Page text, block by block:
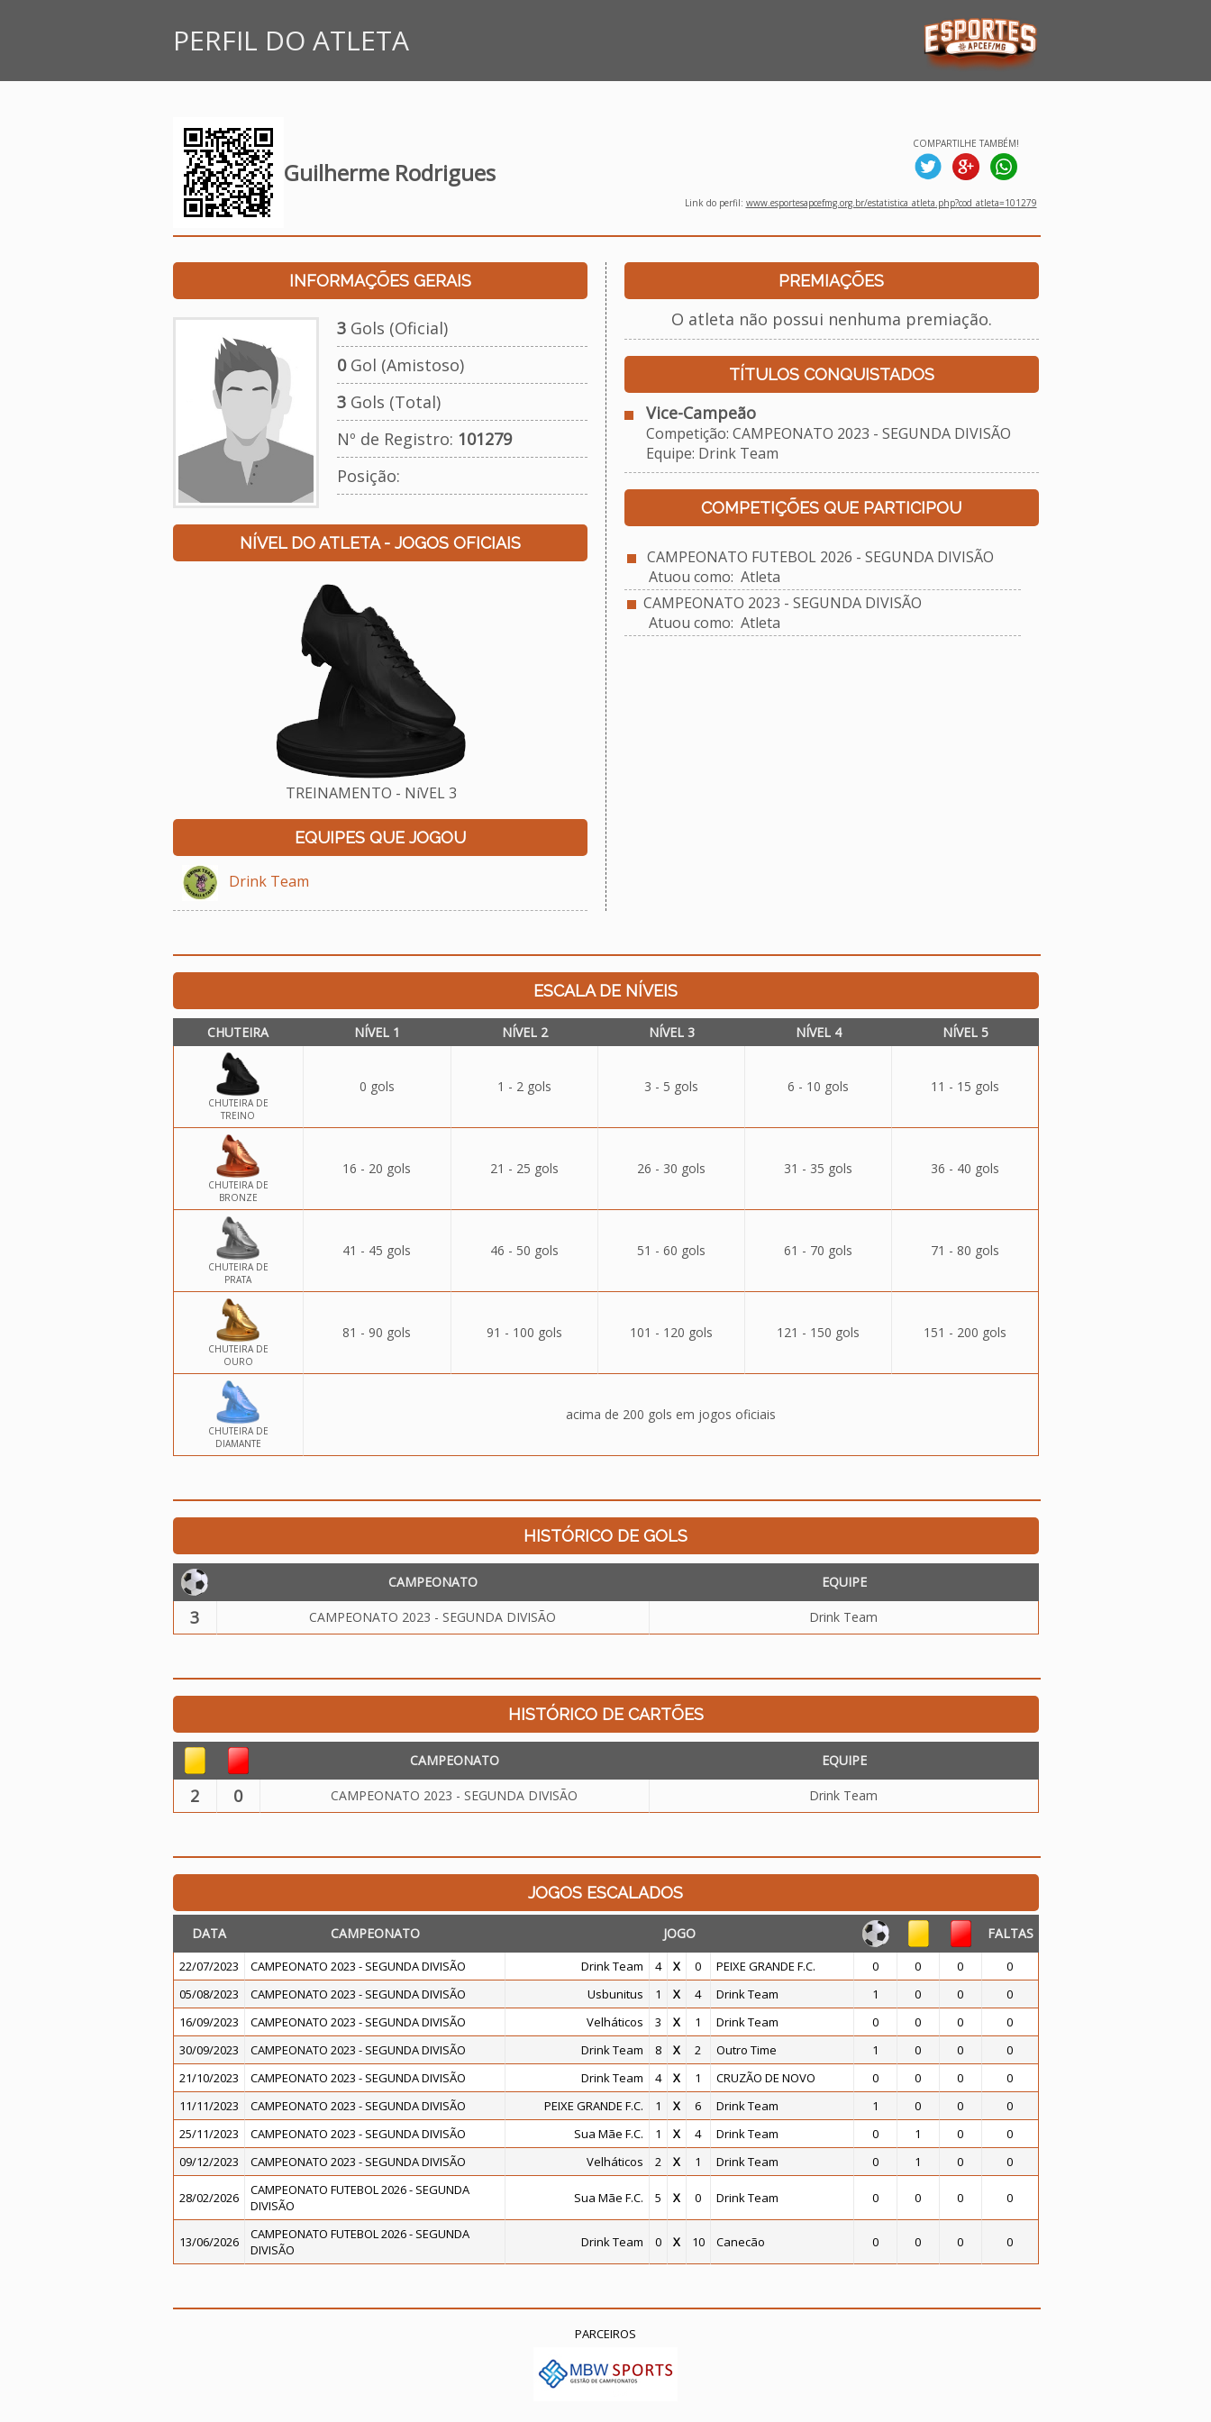
PERFIL DO ATLETA
Guilherme Rodrigues
COMPARTILHE TAMBÉM!
Link do perfil: www.esportesapcefmg.org.br/estatistica_atleta.php?cod_atleta=101279
INFORMAÇÕES GERAIS
3Gols (Oficial)
0Gol (Amistoso)
3Gols (Total)
Nº de Registro: 101279
Posição:
NÍVEL DO ATLETA - JOGOS OFICIAIS
TREINAMENTO - NíVEL 3
EQUIPES QUE JOGOU
Drink Team
PREMIAÇÕES
O atleta não possui nenhuma premiação.
TÍTULOS CONQUISTADOS
Vice-Campeão
Competição: CAMPEONATO 2023 - SEGUNDA DIVISÃO
Equipe: Drink Team
COMPETIÇÕES QUE PARTICIPOU
CAMPEONATO FUTEBOL 2026 - SEGUNDA DIVISÃO
Atuou como: Atleta
CAMPEONATO 2023 - SEGUNDA DIVISÃO
Atuou como: Atleta
ESCALA DE NÍVEIS
CHUTEIRA NÍVEL 1 NÍVEL 2 NÍVEL 3 NÍVEL 4 NÍVEL 5
CHUTEIRA DE
TREINO
0 gols 1 - 2 gols 3 - 5 gols 6 - 10 gols 11 - 15 gols
CHUTEIRA DE
BRONZE
16 - 20 gols 21 - 25 gols 26 - 30 gols 31 - 35 gols 36 - 40 gols
CHUTEIRA DE
PRATA
41 - 45 gols 46 - 50 gols 51 - 60 gols 61 - 70 gols 71 - 80 gols
CHUTEIRA DE
OURO
81 - 90 gols 91 - 100 gols 101 - 120 gols 121 - 150 gols 151 - 200 gols
CHUTEIRA DE
DIAMANTE
acima de 200 gols em jogos oficiais
HISTÓRICO DE GOLS
CAMPEONATO EQUIPE
3 CAMPEONATO 2023 - SEGUNDA DIVISÃO Drink Team
HISTÓRICO DE CARTÕES
CAMPEONATO EQUIPE
2 0 CAMPEONATO 2023 - SEGUNDA DIVISÃO Drink Team
JOGOS ESCALADOS
DATA CAMPEONATO JOGO FALTAS
22/07/2023 CAMPEONATO 2023 - SEGUNDA DIVISÃO Drink Team 4 X 0 PEIXE GRANDE F.C. 0 0 0
0
05/08/2023
CAMPEONATO 2023 - SEGUNDA DIVISÃO Usbunitus 1 X 4 Drink Team 1 0 0
0
16/09/2023
CAMPEONATO 2023 - SEGUNDA DIVISÃO Velháticos 3 X 1 Drink Team 0 0 0
0
30/09/2023
CAMPEONATO 2023 - SEGUNDA DIVISÃO Drink Team 8 X 2 Outro Time 1 0 0
0
21/10/2023
CAMPEONATO 2023 - SEGUNDA DIVISÃO Drink Team 4 X 1 CRUZÃO DE NOVO 0 0 0
0
11/11/2023
CAMPEONATO 2023 - SEGUNDA DIVISÃO PEIXE GRANDE F.C. 1 X 6 Drink Team 1 0 0
0
25/11/2023
CAMPEONATO 2023 - SEGUNDA DIVISÃO Sua Mãe F.C. 1 X 4 Drink Team 0 1 0
0
09/12/2023
CAMPEONATO 2023 - SEGUNDA DIVISÃO Velháticos 2 X 1 Drink Team 0 1 0 0
28/02/2026
CAMPEONATO FUTEBOL 2026 - SEGUNDA
DIVISÃO
Sua Mãe F.C. 5 X 0 Drink Team 0 0 0 0
13/06/2026
CAMPEONATO FUTEBOL 2026 - SEGUNDA
DIVISÃO
Drink Team 0 X 10 Canecão 0 0 0 0
PARCEIROS